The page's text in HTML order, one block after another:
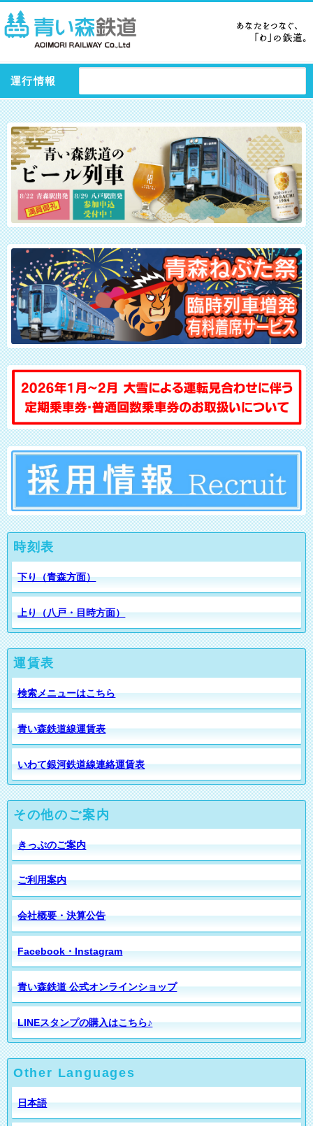
運行情報
。
時刻表
下り（青森方面）
上り（八戸・目時方面）
運賃表
検索メニューはこちら
青い森鉄道線運賃表
いわて銀河鉄道線連絡運賃表
その他のご案内
きっぷのご案内
ご利用案内
会社概要・決算公告
Facebook・Instagram
青い森鉄道 公式オンラインショップ
LINEスタンプの購入はこちら♪
Other Languages
日本語